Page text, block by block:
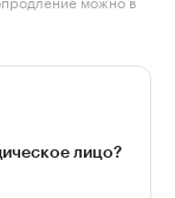
лицо?